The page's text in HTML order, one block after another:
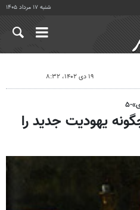
شنبه ۱۷ مرداد ۱۴۰۵
۱۹ دی ۱۴۰۲، ۸:۳۲
۵
یهودیت جدید را